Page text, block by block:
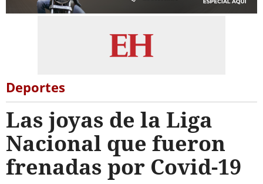
Deportes
Las joyas de la Liga
Nacional que fueron
frenadas por Covid-19